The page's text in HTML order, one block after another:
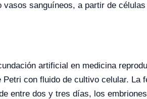
sanguíneos, a partir de células
artificial en medicina
con fluido de cultivo celular. La
entre dos y tres días, los